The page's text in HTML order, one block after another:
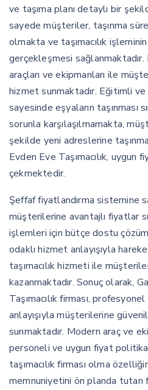
ve taşıma planı detaylı bir
sayede müşteriler, taşınma
olmakta ve taşımacılık
gerçekleşmesi sağlanmaktadır.
araçları ve ekipmanları ile
hizmet sunmaktadır. Eğitimli
sayesinde eşyaların taşınması
sorunla karşılaşılmamakta,
şekilde yeni adreslerine
Evden Eve Taşımacılık,
çekmektedir.
Şeffaf fiyatlandırma sistemine
müşterilerine avantajlı fiyatlar
işlemleri için bütçe dostu
odaklı hizmet anlayışıyla
taşımacılık hizmeti ile
kazanmaktadır. Sonuç olarak,
Taşımacılık firması,
anlayışıyla müşterilerine
sunmaktadır. Modern araç ve
personeli ve uygun fiyat
taşımacılık firması olma
memnuniyetini ön planda tutan